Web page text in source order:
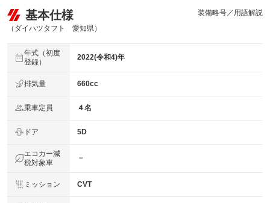
基本仕様
（ダイハツタフト 愛知県）
装備略号／用語解説
年式（初度
登録）
2022(令和4)年
排気量 660cc
乗車定員 ４名
ドア 5D
エコカー減
税対象車
－
ミッション CVT